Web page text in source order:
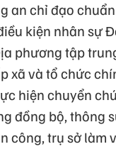
an chỉ đạo
kiện nhân sự
phương tập
xã và tổ chức
hiện chuyển
đồng bộ, thông
công, trụ sở làm